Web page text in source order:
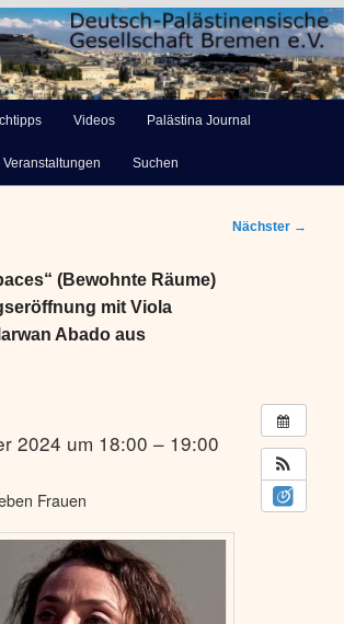
Videos Palästina Journal
Veranstaltungen Suchen
Nächster →
(Bewohnte Räume)
mit Viola
Abado aus
2024 um 18:00 – 19:00
Frauen